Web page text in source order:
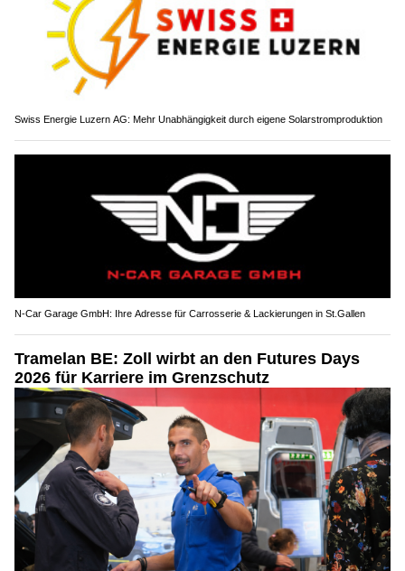
Swiss Energie Luzern AG: Mehr Unabhängigkeit durch eigene Solarstromproduktion
N-Car Garage GmbH: Ihre Adresse für Carrosserie & Lackierungen in St.Gallen
Tramelan BE: Zoll wirbt an den Futures Days
2026 für Karriere im Grenzschutz